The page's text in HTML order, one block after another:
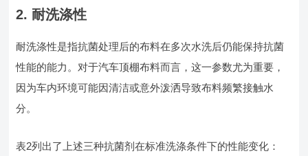
2. 耐洗涤性
耐洗涤性是指抗菌处理后的布料在多次水洗后仍能保持抗菌
性能的能力。对于汽车顶棚布料而言，这一参数尤为重要，
因为车内环境可能因清洁或意外泼洒导致布料频繁接触水
分。
表2列出了上述三种抗菌剂在标准洗涤条件下的性能变化：